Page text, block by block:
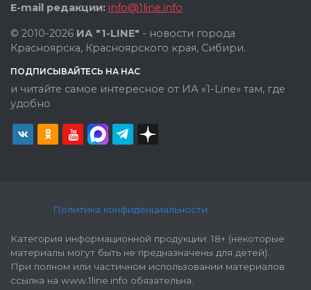
E-mail редакции: info@1line.info
© 2010-2026 ИА "1-LINE" - новости города
Красноярска, Красноярского края, Сибири.
ПОДПИСЫВАЙТЕСЬ НА НАС
и читайте самое интересное от ИА «1-Line» там, где
удобно
Политика конфиденциальности
Категория информационной продукции: 18+ (некоторые
материалы могут быть не предназначены для детей).
При полном или частичном использовании материалов
ссылка на www.1line.info обязательна.